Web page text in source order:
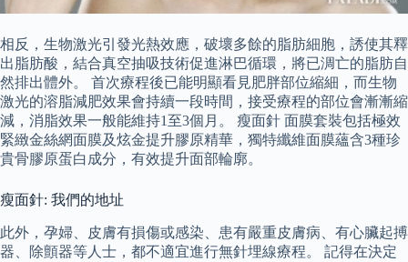
相反，生物激光引發光熱效應，破壞多餘的脂肪細胞，誘使其釋
出脂肪酸，結合真空抽吸技術促進淋巴循環，將已淍亡的脂肪自
然排出體外。 首次療程後已能明顯看見肥胖部位縮細，而生物
激光的溶脂減肥效果會持續一段時間，接受療程的部位會漸漸縮
減，消脂效果一般能維持1至3個月。 瘦面針 面膜套裝包括極效
緊緻金絲網面膜及炫金提升膠原精華，獨特纖維面膜蘊含3種珍
貴骨膠原蛋白成分，有效提升面部輪廓。
瘦面針: 我們的地址
此外，孕婦、皮膚有損傷或感染、患有嚴重皮膚病、有心臟起搏
器、除顫器等人士，都不適宜進行無針埋線療程。 記得在決定